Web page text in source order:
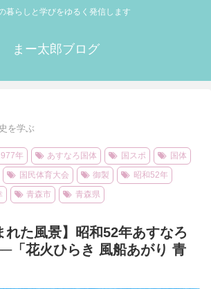
暮らしと学びをゆるく発信します
まー太郎ブログ
を学ぶ
年 あすなろ国体 国スポ
国体
国民体育大会 御製
昭和52年
青森市 青森県
れた風景】昭和52年あすなろ
「花火ひらき 風船あがり 青